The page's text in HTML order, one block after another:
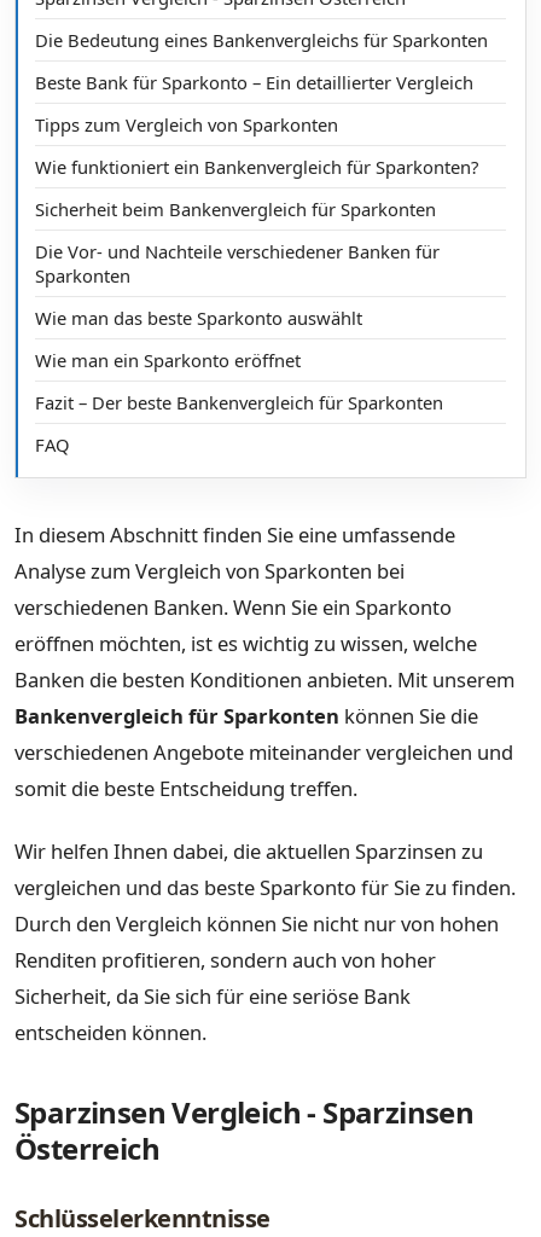
Die Bedeutung eines Bankenvergleichs für Sparkonten
Beste Bank für Sparkonto – Ein detaillierter Vergleich
Tipps zum Vergleich von Sparkonten
Wie funktioniert ein Bankenvergleich für Sparkonten?
Sicherheit beim Bankenvergleich für Sparkonten
Die Vor- und Nachteile verschiedener Banken für
Sparkonten
Wie man das beste Sparkonto auswählt
Wie man ein Sparkonto eröffnet
Fazit – Der beste Bankenvergleich für Sparkonten
FAQ
In diesem Abschnitt finden Sie eine umfassende
Analyse zum Vergleich von Sparkonten bei
verschiedenen Banken. Wenn Sie ein Sparkonto
eröffnen möchten, ist es wichtig zu wissen, welche
Banken die besten Konditionen anbieten. Mit unserem
Bankenvergleich für Sparkonten können Sie die
verschiedenen Angebote miteinander vergleichen und
somit die beste Entscheidung treffen.
Wir helfen Ihnen dabei, die aktuellen Sparzinsen zu
vergleichen und das beste Sparkonto für Sie zu finden.
Durch den Vergleich können Sie nicht nur von hohen
Renditen profitieren, sondern auch von hoher
Sicherheit, da Sie sich für eine seriöse Bank
entscheiden können.
Sparzinsen Vergleich - Sparzinsen
Österreich
Schlüsselerkenntnisse